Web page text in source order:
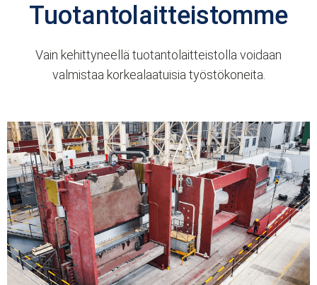
Tuotantolaitteistomme
Vain kehittyneellä tuotantolaitteistolla voidaan
valmistaa korkealaatuisia työstökoneita.